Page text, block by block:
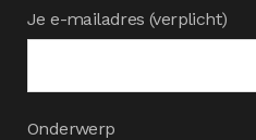
Je e-mailadres (verplicht)
Onderwerp